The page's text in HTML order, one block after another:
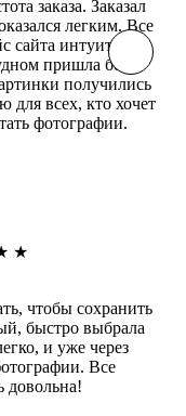
заказа. Заказал
легким. Все
сайта интуитивно
пришла без
получились
для всех, кто хочет
фотографии.
★
чтобы сохранить
быстро выбрала
и уже через
Все
довольна!